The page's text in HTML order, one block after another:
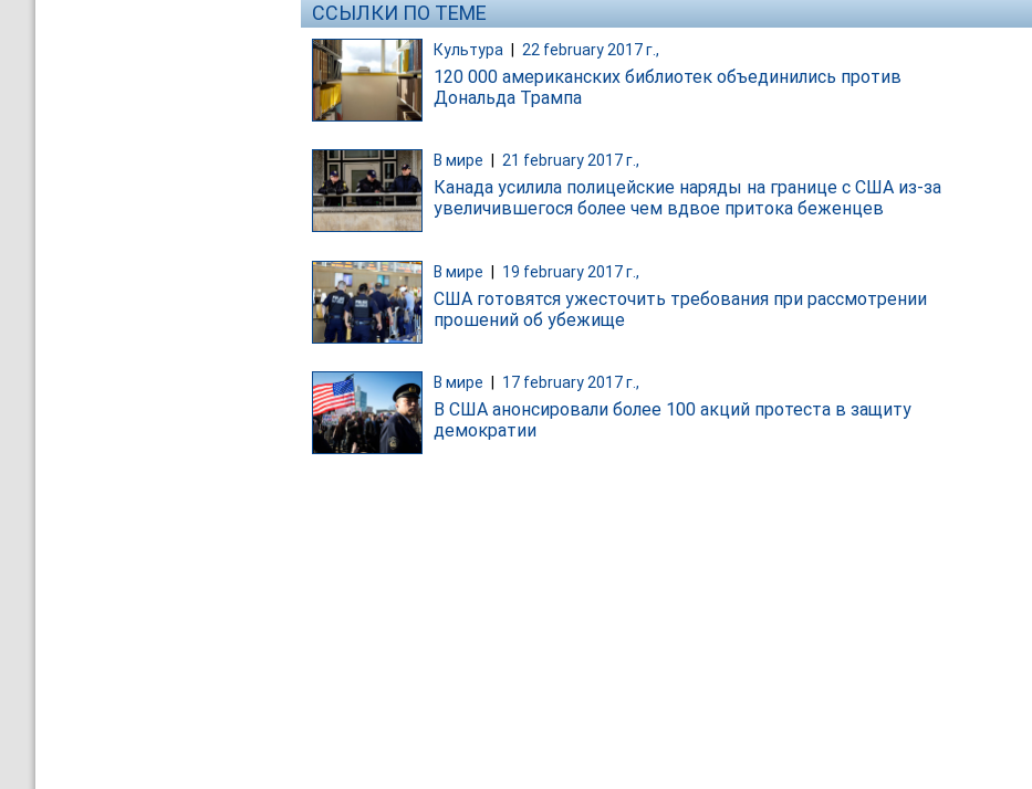
ССЫЛКИ ПО ТЕМЕ
Культура 22 february 2017 г.,
120 000 американских библиотек объединились против
Дональда Трампа
В мире 21 february 2017 г.,
Канада усилила полицейские наряды на границе с США из-за
увеличившегося более чем вдвое притока беженцев
В мире | 19 february 2017 г.,
США готовятся ужесточить требования при рассмотрении
прошений об убежище
В мире 17 february 2017 г.,
В США анонсировали более 100 акций протеста в защиту
демократии